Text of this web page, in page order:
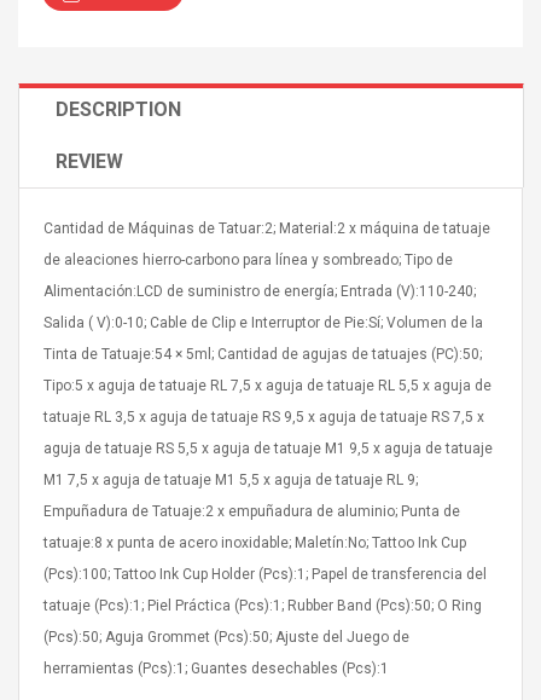
Jasper
Strands,
Hole:
Adapter 5v/2.1a Ac Usb
Wall Charger Travel
Adapter For Samsung
Mobile Universal Charging
$ 1.72
$ 2.46
High Quality Retro Game
Tetris Cases For Iphone 6
Plus 6s 7 8 Plus TPU
DESCRIPTION
REVIEW
Cantidad de Máquinas de Tatuar:2; Material:2 x máquina de tatuaje
de aleaciones hierro-carbono para línea y sombreado; Tipo de
Alimentación:LCD de suministro de energía; Entrada (V):110-240;
Salida ( V):0-10; Cable de Clip e Interruptor de Pie:Sí; Volumen de la
Tinta de Tatuaje:54 × 5ml; Cantidad de agujas de tatuajes (PC):50;
Tipo:5 x aguja de tatuaje RL 7,5 x aguja de tatuaje RL 5,5 x aguja de
tatuaje RL 3,5 x aguja de tatuaje RS 9,5 x aguja de tatuaje RS 7,5 x
aguja de tatuaje RS 5,5 x aguja de tatuaje M1 9,5 x aguja de tatuaje
M1 7,5 x aguja de tatuaje M1 5,5 x aguja de tatuaje RL 9;
Empuñadura de Tatuaje:2 x empuñadura de aluminio; Punta de
tatuaje:8 x punta de acero inoxidable; Maletín:No; Tattoo Ink Cup
(Pcs):100; Tattoo Ink Cup Holder (Pcs):1; Papel de transferencia del
tatuaje (Pcs):1; Piel Práctica (Pcs):1; Rubber Band (Pcs):50; O Ring
(Pcs):50; Aguja Grommet (Pcs):50; Ajuste del Juego de
herramientas (Pcs):1; Guantes desechables (Pcs):1